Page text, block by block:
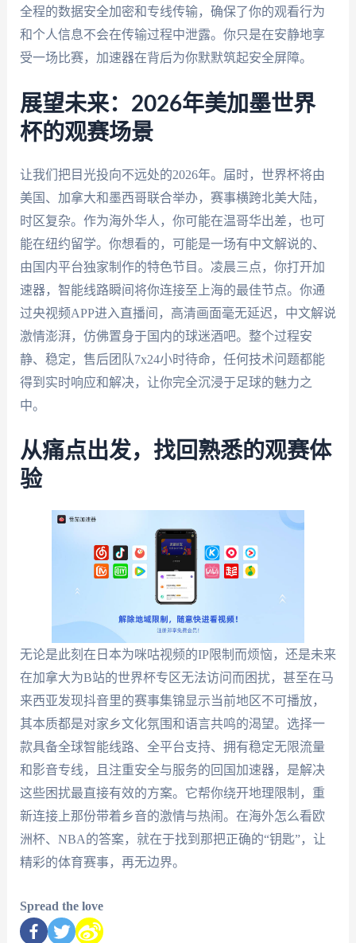
全程的数据安全加密和专线传输，确保了你的观看行为
和个人信息不会在传输过程中泄露。你只是在安静地享
受一场比赛，加速器在背后为你默默筑起安全屏障。
展望未来：2026年美加墨世界
杯的观赛场景
让我们把目光投向不远处的2026年。届时，世界杯将由
美国、加拿大和墨西哥联合举办，赛事横跨北美大陆，
时区复杂。作为海外华人，你可能在温哥华出差，也可
能在纽约留学。你想看的，可能是一场有中文解说的、
由国内平台独家制作的特色节目。凌晨三点，你打开加
速器，智能线路瞬间将你连接至上海的最佳节点。你通
过央视频APP进入直播间，高清画面毫无延迟，中文解说
激情澎湃，仿佛置身于国内的球迷酒吧。整个过程安
静、稳定，售后团队7x24小时待命，任何技术问题都能
得到实时响应和解决，让你完全沉浸于足球的魅力之
中。
从痛点出发，找回熟悉的观赛体
验
无论是此刻在日本为咪咕视频的IP限制而烦恼，还是未来
在加拿大为B站的世界杯专区无法访问而困扰，甚至在马
来西亚发现抖音里的赛事集锦显示当前地区不可播放，
其本质都是对家乡文化氛围和语言共鸣的渴望。选择一
款具备全球智能线路、全平台支持、拥有稳定无限流量
和影音专线，且注重安全与服务的回国加速器，是解决
这些困扰最直接有效的方案。它帮你绕开地理限制，重
新连接上那份带着乡音的激情与热闹。在海外怎么看欧
洲杯、NBA的答案，就在于找到那把正确的“钥匙”，让
精彩的体育赛事，再无边界。
Spread the love